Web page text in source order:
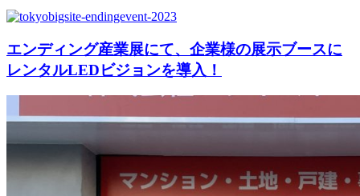
エンディング産業展にて、企業様の展示ブースに
レンタルLEDビジョンを導入！